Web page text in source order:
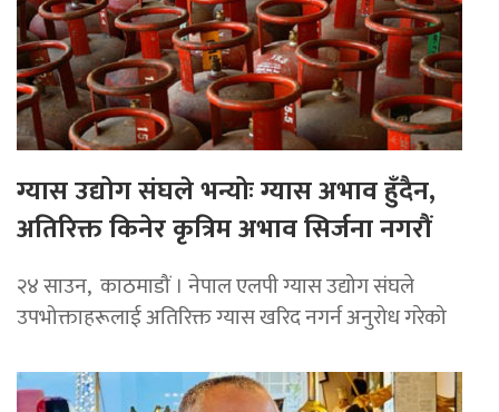
ग्यास उद्योग संघले भन्योः ग्यास अभाव हुँदैन,
अतिरिक्त किनेर कृत्रिम अभाव सिर्जना नगरौं
२४ साउन, काठमाडौं । नेपाल एलपी ग्यास उद्योग संघले
उपभोक्ताहरूलाई अतिरिक्त ग्यास खरिद नगर्न अनुरोध गरेको